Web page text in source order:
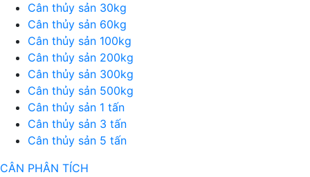
Cân thủy sản 30kg
Cân thủy sản 60kg
Cân thủy sản 100kg
Cân thủy sản 200kg
Cân thủy sản 300kg
Cân thủy sản 500kg
Cân thủy sản 1 tấn
Cân thủy sản 3 tấn
Cân thủy sản 5 tấn
CÂN PHÂN TÍCH